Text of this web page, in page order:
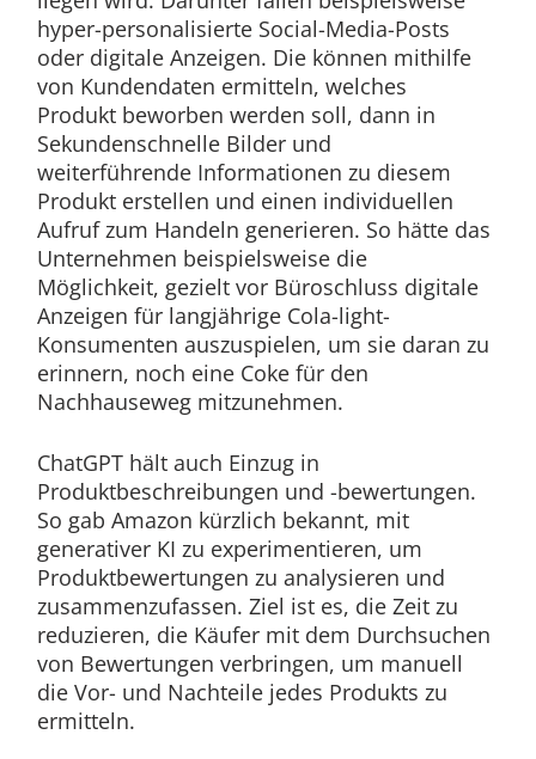
hyper-personalisierte Social-Media-Posts
oder digitale Anzeigen. Die können mithilfe
von Kundendaten ermitteln, welches
Produkt beworben werden soll, dann in
Sekundenschnelle Bilder und
weiterführende Informationen zu diesem
Produkt erstellen und einen individuellen
Aufruf zum Handeln generieren. So hätte das
Unternehmen beispielsweise die
Möglichkeit, gezielt vor Büroschluss digitale
Anzeigen für langjährige Cola-light-
Konsumenten auszuspielen, um sie daran zu
erinnern, noch eine Coke für den
Nachhauseweg mitzunehmen.
ChatGPT hält auch Einzug in
Produktbeschreibungen und -bewertungen.
So gab Amazon kürzlich bekannt, mit
generativer KI zu experimentieren, um
Produktbewertungen zu analysieren und
zusammenzufassen. Ziel ist es, die Zeit zu
reduzieren, die Käufer mit dem Durchsuchen
von Bewertungen verbringen, um manuell
die Vor- und Nachteile jedes Produkts zu
ermitteln.